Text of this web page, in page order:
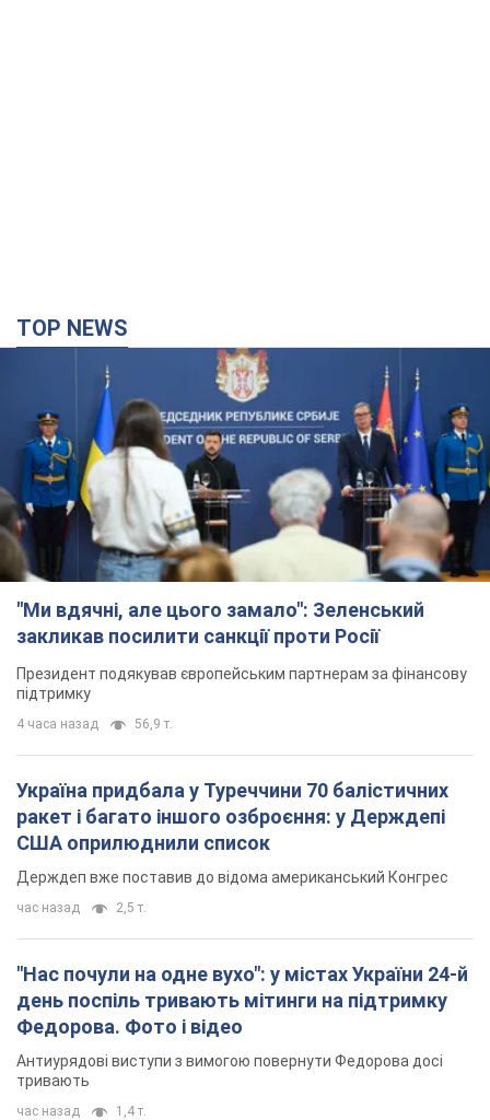
TOP NEWS
"Ми вдячні, але цього замало": Зеленський
закликав посилити санкції проти Росії
Президент подякував європейським партнерам за фінансову
підтримку
4 часа назад 56,9 т.
Україна придбала у Туреччини 70 балістичних
ракет і багато іншого озброєння: у Держдепі
США оприлюднили список
Держдеп вже поставив до відома американський Конгрес
час назад 2,5 т.
"Нас почули на одне вухо": у містах України 24-й
день поспіль тривають мітинги на підтримку
Федорова. Фото і відео
Антиурядові виступи з вимогою повернути Федорова досі
тривають
час назад 1,4 т.